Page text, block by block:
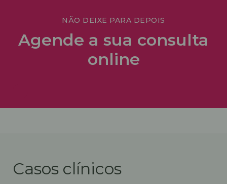
NÃO DEIXE PARA DEPOIS
Agende a sua consulta
online
Casos clínicos